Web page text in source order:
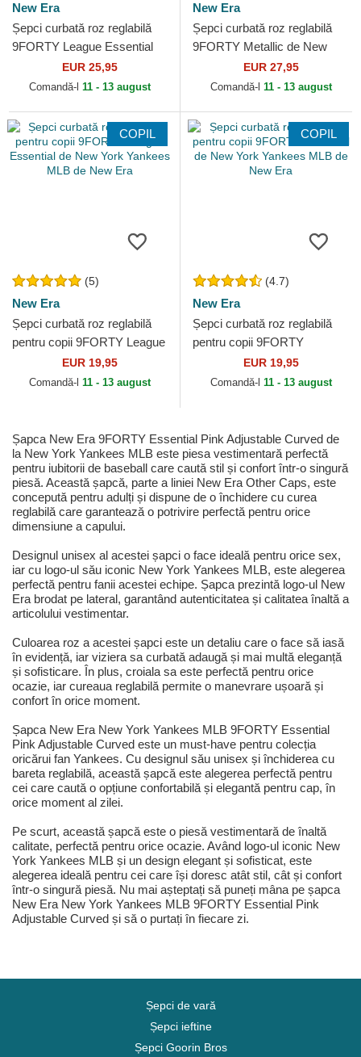
New Era
Șepci curbată roz reglabilă
9FORTY League Essential
de New York Yankees MLB
de New Era
EUR 25,95
Comandă-l 11 - 13 august
New Era
Șepci curbată roz reglabilă
9FORTY Metallic de New
York Yankees MLB de New
Era
EUR 27,95
Comandă-l 11 - 13 august
COPIL
(5)
New Era
Șepci curbată roz reglabilă
pentru copii 9FORTY League
Essential de New York
Yankees MLB de New Era
EUR 19,95
Comandă-l 11 - 13 august
COPIL
(4.7)
New Era
Șepci curbată roz reglabilă
pentru copii 9FORTY
Essential de New York
Yankees MLB de New Era
EUR 19,95
Comandă-l 11 - 13 august
Șapca New Era 9FORTY Essential Pink Adjustable Curved de
la New York Yankees MLB este piesa vestimentară perfectă
pentru iubitorii de baseball care caută stil și confort într-o singură
piesă. Această șapcă, parte a liniei New Era Other Caps, este
concepută pentru adulți și dispune de o închidere cu curea
reglabilă care garantează o potrivire perfectă pentru orice
dimensiune a capului.
Designul unisex al acestei șapci o face ideală pentru orice sex,
iar cu logo-ul său iconic New York Yankees MLB, este alegerea
perfectă pentru fanii acestei echipe. Șapca prezintă logo-ul New
Era brodat pe lateral, garantând autenticitatea și calitatea înaltă a
articolului vestimentar.
Culoarea roz a acestei șapci este un detaliu care o face să iasă
în evidență, iar viziera sa curbată adaugă și mai multă eleganță
și sofisticare. În plus, croiala sa este perfectă pentru orice
ocazie, iar cureaua reglabilă permite o manevrare ușoară și
confort în orice moment.
Șapca New Era New York Yankees MLB 9FORTY Essential
Pink Adjustable Curved este un must-have pentru colecția
oricărui fan Yankees. Cu designul său unisex și închiderea cu
bareta reglabilă, această șapcă este alegerea perfectă pentru
cei care caută o opțiune confortabilă și elegantă pentru cap, în
orice moment al zilei.
Pe scurt, această șapcă este o piesă vestimentară de înaltă
calitate, perfectă pentru orice ocazie. Având logo-ul iconic New
York Yankees MLB și un design elegant și sofisticat, este
alegerea ideală pentru cei care își doresc atât stil, cât și confort
într-o singură piesă. Nu mai așteptați să puneți mâna pe șapca
New Era New York Yankees MLB 9FORTY Essential Pink
Adjustable Curved și să o purtați în fiecare zi.
Șepci de vară
Șepci ieftine
Șepci Goorin Bros